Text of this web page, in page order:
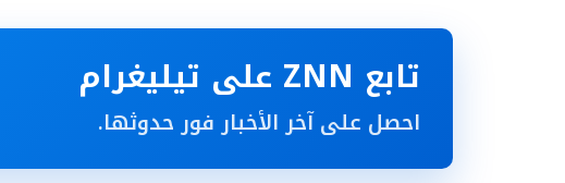
تابع ZNN على تيليغرام
احصل على آخر الأخبار فور حدوثها.